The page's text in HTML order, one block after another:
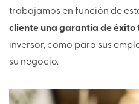
trabajamos en función de
cliente una garantía de éxito
inversor, como para sus
su negocio.